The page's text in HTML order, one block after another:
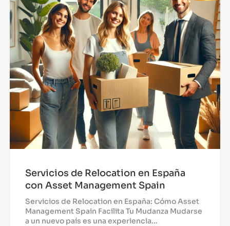
Servicios de Relocation en España
con Asset Management Spain
Servicios de Relocation en España: Cómo Asset
Management Spain Facilita Tu Mudanza Mudarse
a un nuevo país es una experiencia...